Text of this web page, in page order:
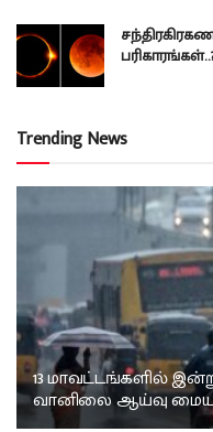
Trending News
13 மாவட்டங்களில்
வானிலை ஆய்வு